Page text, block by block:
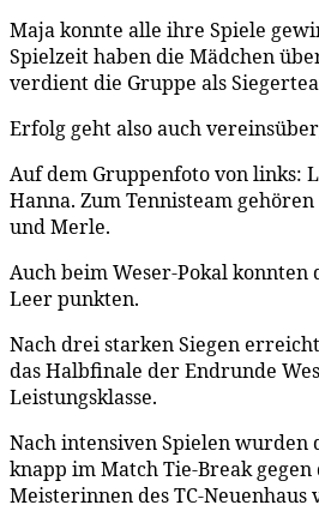
Maja konnte alle ihre Spiele
Spielzeit haben die Mädchen
verdient die Gruppe als
Erfolg geht also auch
Auf dem Gruppenfoto von links:
Hanna. Zum Tennisteam
und Merle.
Auch beim Weser-Pokal konnten
Leer punkten.
Nach drei starken Siegen
das Halbfinale der Endrunde
Leistungsklasse.
Nach intensiven Spielen wurden
knapp im Match Tie-Break
Meisterinnen des TC-Neuenhaus